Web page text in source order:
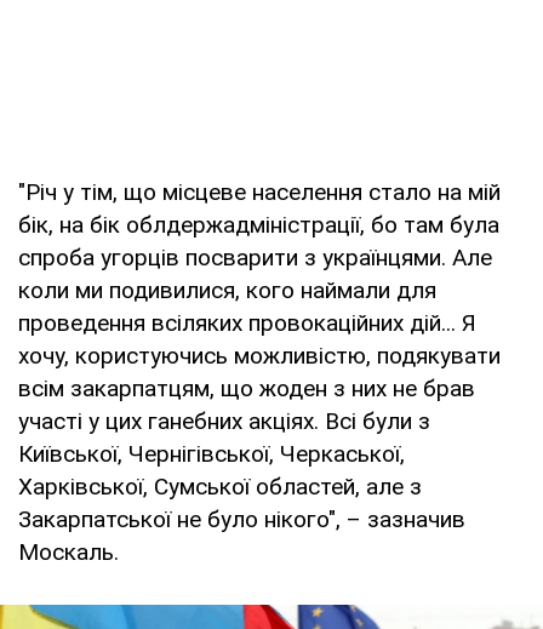
"Річ у тім, що місцеве населення стало на мій
бік, на бік облдержадміністрації, бо там була
спроба угорців посварити з українцями. Але
коли ми подивилися, кого наймали для
проведення всіляких провокаційних дій... Я
хочу, користуючись можливістю, подякувати
всім закарпатцям, що жоден з них не брав
участі у цих ганебних акціях. Всі були з
Київської, Чернігівської, Черкаської,
Харківської, Сумської областей, але з
Закарпатської не було нікого", – зазначив
Москаль.